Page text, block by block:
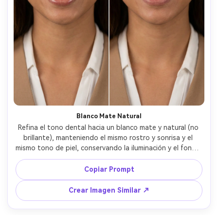
Blanco Mate Natural
Refina el tono dental hacia un blanco mate y natural (no
brillante), manteniendo el mismo rostro y sonrisa y el
mismo tono de piel, conservando la iluminación y el fondo
originales, mantén los poros/textura del esmalte y no
alteres los labios --ar 4:5
Copiar Prompt
Crear Imagen Similar ↗